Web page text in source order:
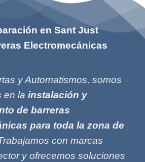
en Sant Just
Electromecánicas
y Automatismos, somos
en la instalación y
de barreras
para toda la zona de
con marcas
y ofrecemos soluciones